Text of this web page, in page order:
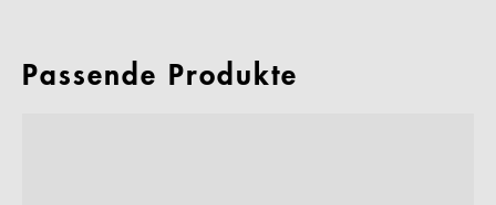
Passende Produkte